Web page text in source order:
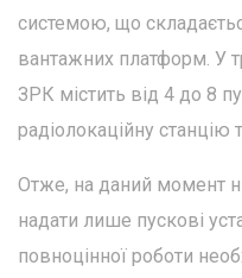
системою, що
вантажних платформ. У
ЗРК містить від 4 до 8
радіолокаційну станцію
Отже, на даний момент
надати лише пускові
повноцінної роботи